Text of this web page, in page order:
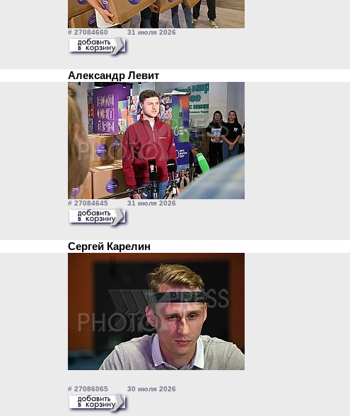
# 27084660 31 июля 2026
Александр Левит
# 27084645 31 июля 2026
Сергей Карелин
# 27086065 30 июля 2026